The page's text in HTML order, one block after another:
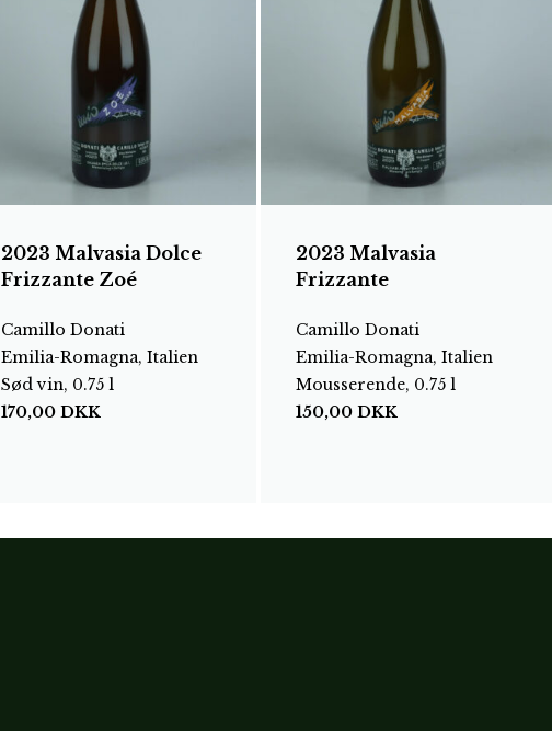
2023 Malvasia Dolce
Frizzante Zoé
Camillo Donati
Emilia-Romagna, Italien
Sød vin, 0.75 l
170,00 DKK
2023 Malvasia
Frizzante
Camillo Donati
Emilia-Romagna, Italien
Mousserende, 0.75 l
150,00DKK